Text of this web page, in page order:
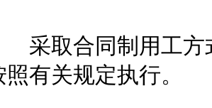
取合同制用工方
照有关规定执行。